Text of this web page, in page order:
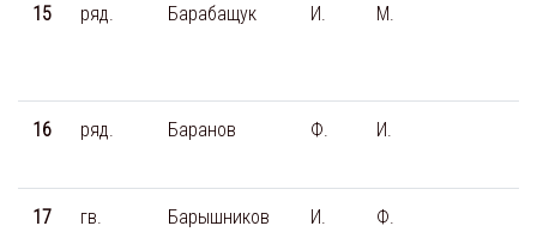
15 ряд. Барабащук И. М.
16 ряд. Баранов Ф. И.
17
гв.
Барышников И. Ф.